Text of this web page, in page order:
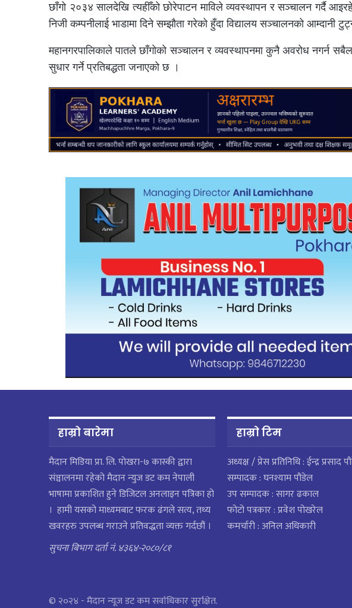
छाँगो २०३४ सालदेखि त्यहीँको छोरेपाटन माविले व्यवस्थापन र सञ्चालन गर्दै
निजी कम्पनीलाई भाडामा दिने सम्झौता गरेको हुँदा विद्यालय सञ्चालनको आम्दानी
महानगरपालिकाले पातले छाँगोको सञ्चालन र व्यवस्थापनमा कुनै अवरोध नगर्न
सुधार गर्ने प्रतिबद्धता जनाएको छ ।
हाम्रो बारेमा
मैदान मिडिया प्रा. लि. पाेखरा-७ कास्की द्वारा
संञ्चालनमा रहेको मैदान न्युज डट कम नेपाली
भाषामा प्रकाशित हुने डिजिटल अनलाइन पत्रिका हो
। हामी यसको माध्यमबाट फरक ढंगले सत्य, तथ्य
खवरहरु उपलब्ध गराउने प्रतिवद्धता व्यक्त गर्दछौं ।
सुचना बिभाग दर्ता नं. ४३६४-२०८०/८१
हाम्राे टिम
अध्यक्ष / प्रेस प्रतिनिधि : ईन्द्र प्रसाद
सम्पादक : घनश्याम पौडेल
उप सम्पादक : सागर ढकाल
फोटो पत्रकार : प्रवेश पोखरेल
कमर्चारी : अनिल अधिकारी
© २०२४ - मैदान न्यूज डट कम सर्वाधिकार सुरक्षित.